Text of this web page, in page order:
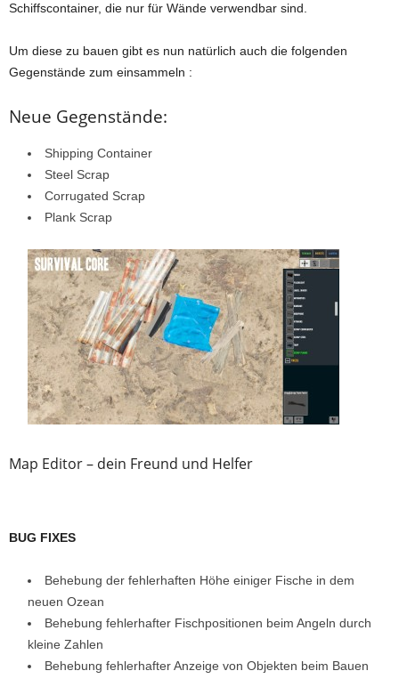
Schiffscontainer, die nur für Wände verwendbar sind.
Um diese zu bauen gibt es nun natürlich auch die folgenden
Gegenstände zum einsammeln :
Neue Gegenstände:
Shipping Container
Steel Scrap
Corrugated Scrap
Plank Scrap
Map Editor – dein Freund und Helfer
BUG FIXES
Behebung der fehlerhaften Höhe einiger Fische in dem
neuen Ozean
Behebung fehlerhafter Fischpositionen beim Angeln durch
kleine Zahlen
Behebung fehlerhafter Anzeige von Objekten beim Bauen